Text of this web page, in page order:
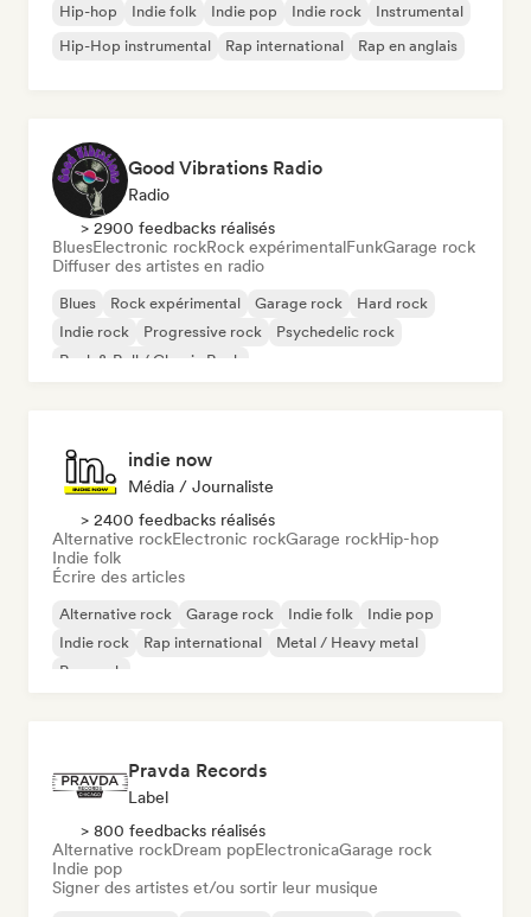
Hip-hop Indie folk Indie pop Indie rock
Instrumental
Hip-Hop instrumental
Rap international Rap en anglais
Good Vibrations Radio
Radio
> 2900 feedbacks réalisés
BluesElectronic rockRock expérimentalFunkGarage rock
Diffuser des artistes en radio
Blues Rock expérimental Garage rock
Hard rock
Indie rock
Progressive rock
Psychedelic rock
Rock & Roll / Classic Rock
indie now
Média / Journaliste
> 2400 feedbacks réalisés
Alternative rockElectronic rockGarage rockHip-hop
Indie folk
Écrire des articles
Alternative rock Garage rock Indie folk
Indie pop
Indie rock
Rap international
Metal / Heavy metal
Pop rock
Pravda Records
Label
> 800 feedbacks réalisés
Alternative rockDream popElectronicaGarage rock
Indie pop
Signer des artistes et/ou sortir leur musique